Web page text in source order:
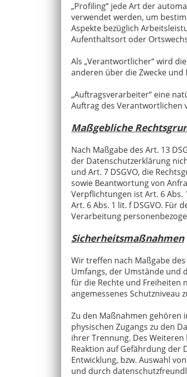
„Profiling“ jede Art der
verwendet werden, um
Aspekte bezüglich
Aufenthaltsort oder
Als „Verantwortlicher“ wird
anderen über die Zwecke
„Auftragsverarbeiter“ eine
Auftrag des Verantwortlichen
Maßgebliche
Nach Maßgabe des Art. 13
der Datenschutzerklärung
und Art. 7 DSGVO, die
sowie Beantwortung von
Verpflichtungen ist Art. 6
Art. 6 Abs. 1 lit. f DSGVO.
Verarbeitung
Sicherheitsmaßnahmen
Wir treffen nach Maßgabe
Umfangs, der Umstände und
für die Rechte und Freiheiten
angemessenes Schutzniveau
Zu den Maßnahmen gehören
physischen Zugangs zu den
ihrer Trennung. Des
Reaktion auf Gefährdung der
Entwicklung, bzw. Auswahl
und durch